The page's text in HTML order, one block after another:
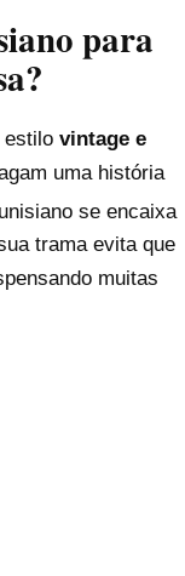
para
vintage e
uma história
se encaixa
trama evita que
muitas